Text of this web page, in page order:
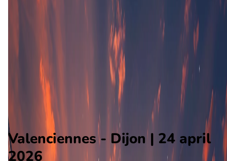
Alle wedstrijden
Valenciennes - Dijon
Voorbeschouwing
Valenciennes - Dijon | 24 april
2026